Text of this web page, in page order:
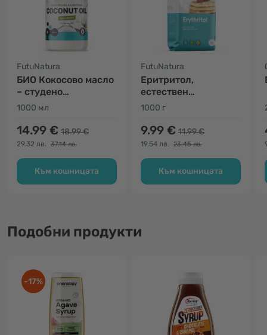
FutuNatura
БИО Кокосово масло
– студено
пресовано,
1000 мл
14.99 € 18.99 €
29.32 лв. 37.14 лв.
Към кошницата
FutuNatura
Еритритол,
естествен
подсладител
1000 г
9.99 € 11.99 €
19.54 лв. 23.45 лв.
Към кошницата
Подобни продукти
-17%